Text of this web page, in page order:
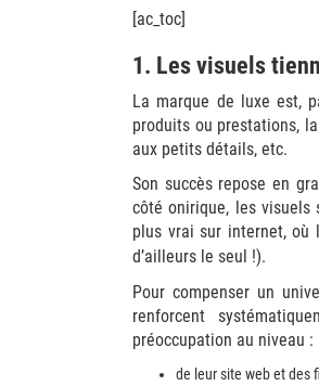
[ac_toc]
1. Les visuels
La marque de luxe est,
produits ou prestations,
aux petits détails, etc.
Son succès repose en
côté onirique, les visuels
plus vrai sur internet, où
d’ailleurs le seul !).
Pour compenser un
renforcent
préoccupation au niveau :
de leur site web et des